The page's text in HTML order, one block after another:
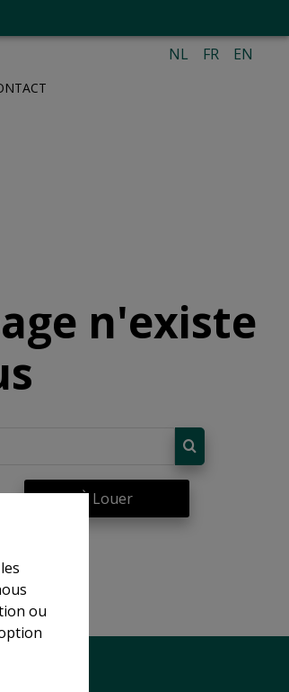
ou
NL FR EN
n'existe
À Louer